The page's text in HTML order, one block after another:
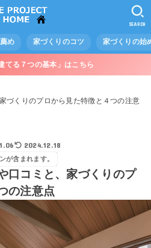
め 家づくりのコツ 家づくりの始
SEARCH
てる７つの基本」はこちら
づくりのプロから見た特徴と４つの注意
2024.12.18
が含まれます。
口コミと、家づくりのプ
の注意点